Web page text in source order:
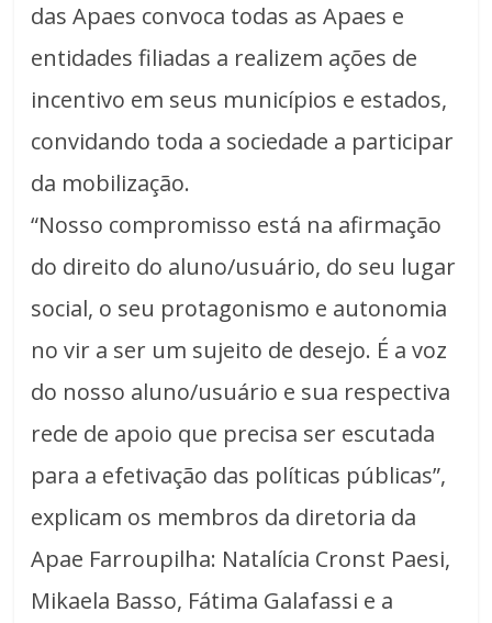
das Apaes convoca todas as Apaes e
entidades filiadas a realizem ações de
incentivo em seus municípios e estados,
convidando toda a sociedade a participar
da mobilização.
“Nosso compromisso está na afirmação
do direito do aluno/usuário, do seu lugar
social, o seu protagonismo e autonomia
no vir a ser um sujeito de desejo. É a voz
do nosso aluno/usuário e sua respectiva
rede de apoio que precisa ser escutada
para a efetivação das políticas públicas”,
explicam os membros da diretoria da
Apae Farroupilha: Natalícia Cronst Paesi,
Mikaela Basso, Fátima Galafassi e a